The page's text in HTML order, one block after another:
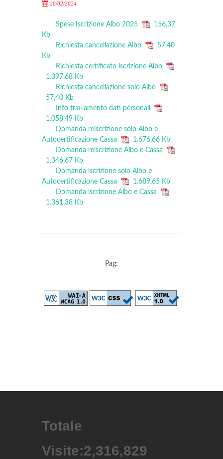
20/02/2024
Spese Iscrizione Albo 2025
156,37
Kb
Richiesta cancellazione Albo
57,40
Kb
Richiesta certificato iscrizione Albo
1.397,68 Kb
Richiesta cancellazione solo Albo
57,40 Kb
Info trattamento dati personali
1.058,49 Kb
Domanda reiscrizione solo Albo e
Autocertificazione Cassa
1.676,66 Kb
Domanda reiscrizione Albo e Cassa
1.346,67 Kb
Domanda iscrizione solo Albo e
Autocertificazione Cassa
1.689,65 Kb
Domanda iscrizione Albo e Cassa
1.361,38 Kb
Pag:
Totale
Visite:2,316,829